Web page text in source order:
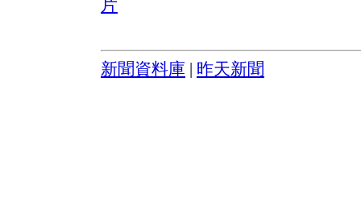
新聞資料庫 昨天新聞